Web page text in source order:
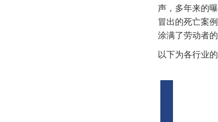
声，多年来的
冒出的死亡案
涂满了劳动者
以下为各行业